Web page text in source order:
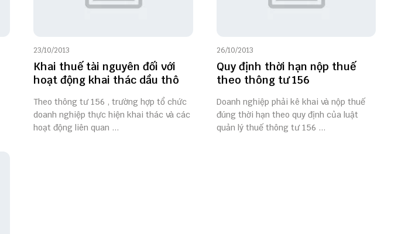
23/10/2013
Khai thuế tài nguyên đối với
hoạt động khai thác dầu thô
Theo thông tư 156 , trường hợp tổ chức
doanh nghiệp thực hiện khai thác và các
hoạt động liên quan ...
26/10/2013
Quy định thời hạn nộp thuế
theo thông tư 156
Doanh nghiệp phải kê khai và nộp thuế
đúng thời hạn theo quy định của luật
quản lý thuế thông tư 156 ...